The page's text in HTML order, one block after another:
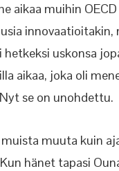
aikaa muihin
uskonsa
aikaa, joka oli
se on unohdettu.
muuta kuin
hänet tapasi